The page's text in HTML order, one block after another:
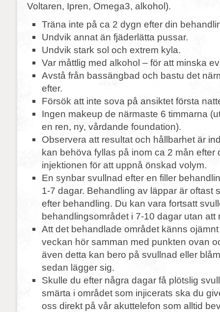
Voltaren, Ipren, Omega3, alkohol).
Träna inte på ca 2 dygn efter din
Undvik annat än fjäderlätta pussar.
Undvik stark sol och extrem kyla.
Var måttlig med alkohol – för att minska
Avstå från bassängbad och bastu det
efter.
Försök att inte sova på ansiktet första
Ingen makeup de närmaste 6 timmarna
en ren, ny, vårdande foundation).
Observera att resultat och hållbarhet är
kan behöva fyllas på inom ca 2 mån efter
injektionen för att uppnå önskad volym.
En synbar svullnad efter en filler
1-7 dagar. Behandling av läppar är oftast
efter behandling. Du kan vara fortsatt
behandlingsområdet i 7-10 dagar utan att
Att det behandlade området känns
veckan hör samman med punkten ovan
även detta kan bero på svullnad eller
sedan lägger sig.
Skulle du efter några dagar få plötslig
smärta i området som injicerats ska du
oss direkt på vår akuttelefon som alltid